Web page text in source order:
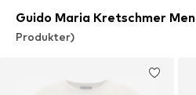
Guido Maria Kretschmer Men
Produkter)